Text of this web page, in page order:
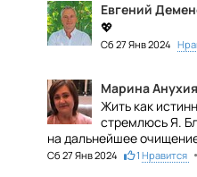
Евгений
💖
Сб 27 Янв 2024
Марина
Жить как
стремлюсь Я.
на дальнейшее
Сб 27 Янв 2024 1 Нравится •